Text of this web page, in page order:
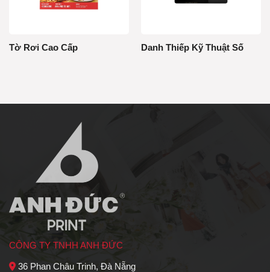
Tờ Rơi Cao Cấp Danh Thiếp Kỹ Thuật Số
CÔNG TY TNHH ANH ĐỨC
36 Phan Châu Trinh, Đà Nẵng